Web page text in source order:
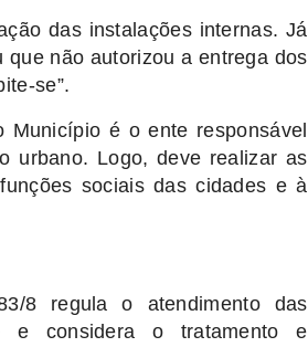
das instalações internas. Já
não autorizou a entrega dos
se”.
é o ente responsável
urbano. Logo, deve realizar as
sociais das cidades e à
8 regula o atendimento das
e considera o tratamento e